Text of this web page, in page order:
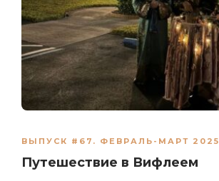
ВЫПУСК #67. ФЕВРАЛЬ-МАРТ 2025
Путешествие в Вифлеем